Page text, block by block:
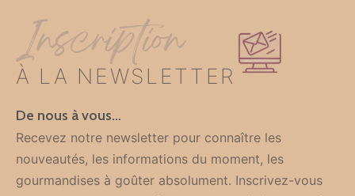
Inscription
À LA NEWSLETTER
De nous à vous…
Recevez notre newsletter pour connaître les
nouveautés, les informations du moment, les
gourmandises à goûter absolument. Inscrivez-vous